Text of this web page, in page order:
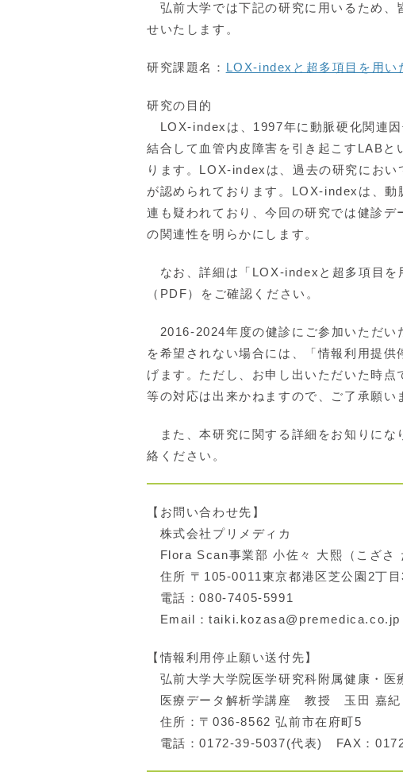
弘前大学では下記の研究に用いるため、
せいたします。
研究課題名： LOX-indexと超多項目を用い
研究の目的
LOX-indexは、1997年に動脈硬化関連
結合して血管内皮障害を引き起こすLAB
ります。LOX-indexは、過去の研究にお
が認められております。LOX-indexは、
連も疑われており、今回の研究では健診
の関連性を明らかにします。
なお、詳細は「LOX-indexと超多項目を
（PDF）をご確認ください。
2016-2024年度の健診にご参加いただい
を希望されない場合には、「情報利用提
げます。ただし、お申し出いただいた時
等の対応は出来かねますので、ご了承願い
また、本研究に関する詳細をお知りにな
絡ください。
【お問い合わせ先】
株式会社プリメディカ
Flora Scan事業部 小佐々 大熙（こざさ
住所 〒105-0011東京都港区芝公園2丁
電話：080-7405-5991
Email：taiki.kozasa@premedica.co.jp
【情報利用停止願い送付先】
弘前大学大学院医学研究科附属健康・医
医療データ解析学講座 教授 玉田 嘉紀
住所：〒036-8562 弘前市在府町5
電話：0172-39-5037(代表) FAX：